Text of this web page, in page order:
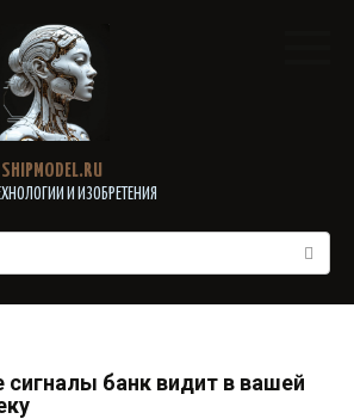
SHIPMODEL.RU
И ИЗОБРЕТЕНИЯ
банк видит в вашей